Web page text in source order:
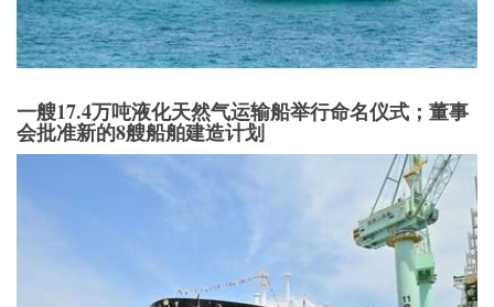
一艘17.4万吨液化天然气运输船举行命名仪式；董事
会批准新的8艘船舶建造计划